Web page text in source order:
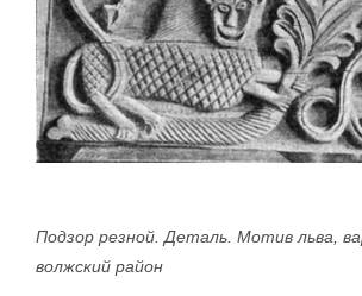
Подзор резной. Деталь. Мотив льва,
волжский район